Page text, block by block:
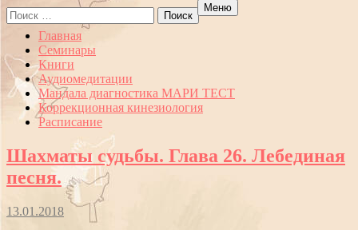
Search
for:
Меню
Перейти
содержанию
Главная
Семинары
Книги
Аудиомедитации
Мандала диагностика МАРИ ТЕСТ
Коррекционная кинезиология
Расписание
Шахматы судьбы. Глава 26. Лебединая
песня.
13.01.2018